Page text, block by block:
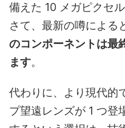
備えた 10 メガピクセ
さて、最新の噂による
のコンポーネントは最
ます。
代わりに、より現代的
プ望遠レンズが 1 つ登